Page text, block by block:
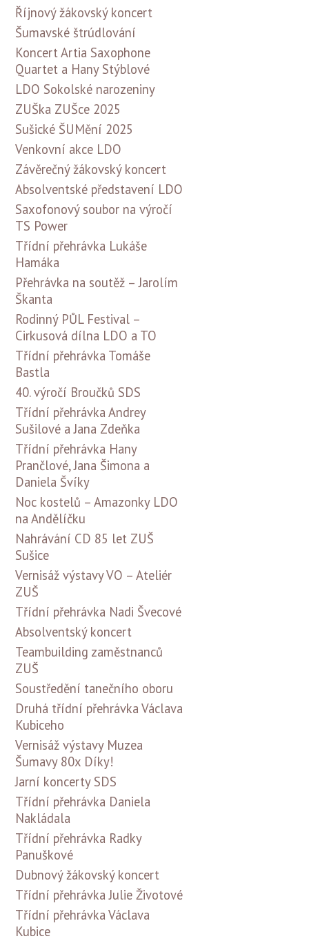
Říjnový žákovský koncert
Šumavské štrúdlování
Koncert Artia Saxophone
Quartet a Hany Stýblové
LDO Sokolské narozeniny
ZUŠka ZUŠce 2025
Sušické ŠUMění 2025
Venkovní akce LDO
Závěrečný žákovský koncert
Absolventské představení LDO
Saxofonový soubor na výročí
TS Power
Třídní přehrávka Lukáše
Hamáka
Přehrávka na soutěž – Jarolím
Škanta
Rodinný PŮL Festival –
Cirkusová dílna LDO a TO
Třídní přehrávka Tomáše
Bastla
40. výročí Broučků SDS
Třídní přehrávka Andrey
Sušilové a Jana Zdeňka
Třídní přehrávka Hany
Prančlové, Jana Šimona a
Daniela Švíky
Noc kostelů – Amazonky LDO
na Andělíčku
Nahrávání CD 85 let ZUŠ
Sušice
Vernisáž výstavy VO – Ateliér
ZUŠ
Třídní přehrávka Nadi Švecové
Absolventský koncert
Teambuilding zaměstnanců
ZUŠ
Soustředění tanečního oboru
Druhá třídní přehrávka Václava
Kubiceho
Vernisáž výstavy Muzea
Šumavy 80x Díky!
Jarní koncerty SDS
Třídní přehrávka Daniela
Nakládala
Třídní přehrávka Radky
Panuškové
Dubnový žákovský koncert
Třídní přehrávka Julie Životové
Třídní přehrávka Václava
Kubice